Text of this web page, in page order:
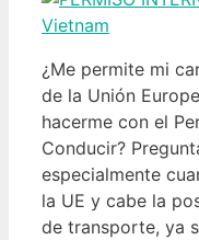
¿Me permite mi
de la Unión
hacerme con el
Conducir?
especialmente
la UE y cabe la
de transporte, ya